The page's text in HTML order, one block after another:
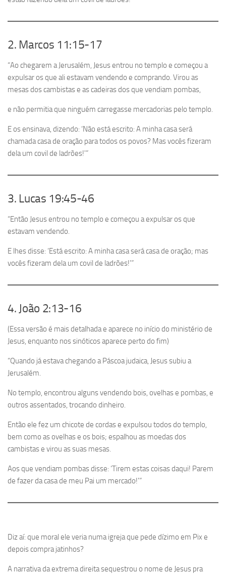
2. Marcos 11:15-17
“Ao chegarem a Jerusalém, Jesus entrou no templo e começou a
expulsar os que ali estavam vendendo e comprando. Virou as
mesas dos cambistas e as cadeiras dos que vendiam pombas,
e não permitia que ninguém carregasse mercadorias pelo templo.
E os ensinava, dizendo: ‘Não está escrito: A minha casa será
chamada casa de oração para todos os povos? Mas vocês fizeram
dela um covil de ladrões!'”
3. Lucas 19:45-46
“Então Jesus entrou no templo e começou a expulsar os que
estavam vendendo.
E lhes disse: ‘Está escrito: A minha casa será casa de oração; mas
vocês fizeram dela um covil de ladrões!'”
4. João 2:13-16
(Essa versão é mais detalhada e aparece no início do ministério de
Jesus, enquanto nos sinóticos aparece perto do fim)
“Quando já estava chegando a Páscoa judaica, Jesus subiu a
Jerusalém.
No templo, encontrou alguns vendendo bois, ovelhas e pombas, e
outros assentados, trocando dinheiro.
Então ele fez um chicote de cordas e expulsou todos do templo,
bem como as ovelhas e os bois; espalhou as moedas dos
cambistas e virou as suas mesas.
Aos que vendiam pombas disse: ‘Tirem estas coisas daqui! Parem
de fazer da casa de meu Pai um mercado!'”
Diz aí: que moral ele veria numa igreja que pede dízimo em Pix e
depois compra jatinhos?
A narrativa da extrema direita sequestrou o nome de Jesus pra